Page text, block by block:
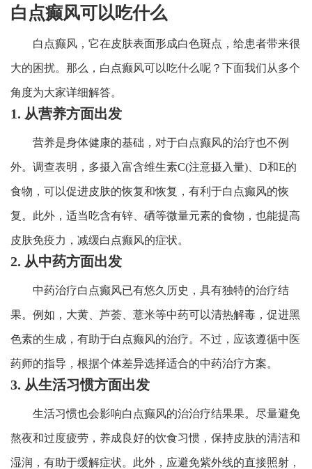
白点癫风可以吃什么
白点癫风，它在皮肤表面形成白色斑点，给患者带来很
大的困扰。那么，白点癫风可以吃什么呢？下面我们从多个
角度为大家详细解答。
1. 从营养方面出发
营养是身体健康的基础，对于白点癫风的治疗也不例
外。调查表明，多摄入富含维生素C(注意摄入量)、D和E的
食物，可以促进皮肤的恢复和恢复，有利于白点癫风的恢
复。此外，适当吃含有锌、硒等微量元素的食物，也能提高
皮肤免疫力，减缓白点癫风的症状。
2. 从中药方面出发
中药治疗白点癫风已有悠久历史，具有独特的治疗结
果。例如，大黄、芦荟、薏米等中药可以清热解毒，促进黑
色素的生成，有助于白点癫风的治疗。不过，应该遵循中医
药师的指导，根据个体差异选择适合的中药治疗方案。
3. 从生活习惯方面出发
生活习惯也会影响白点癫风的治治疗结果果。尽量避免
熬夜和过度疲劳，养成良好的饮食习惯，保持皮肤的清洁和
湿润，有助于缓解症状。此外，应避免紫外线的直接照射，